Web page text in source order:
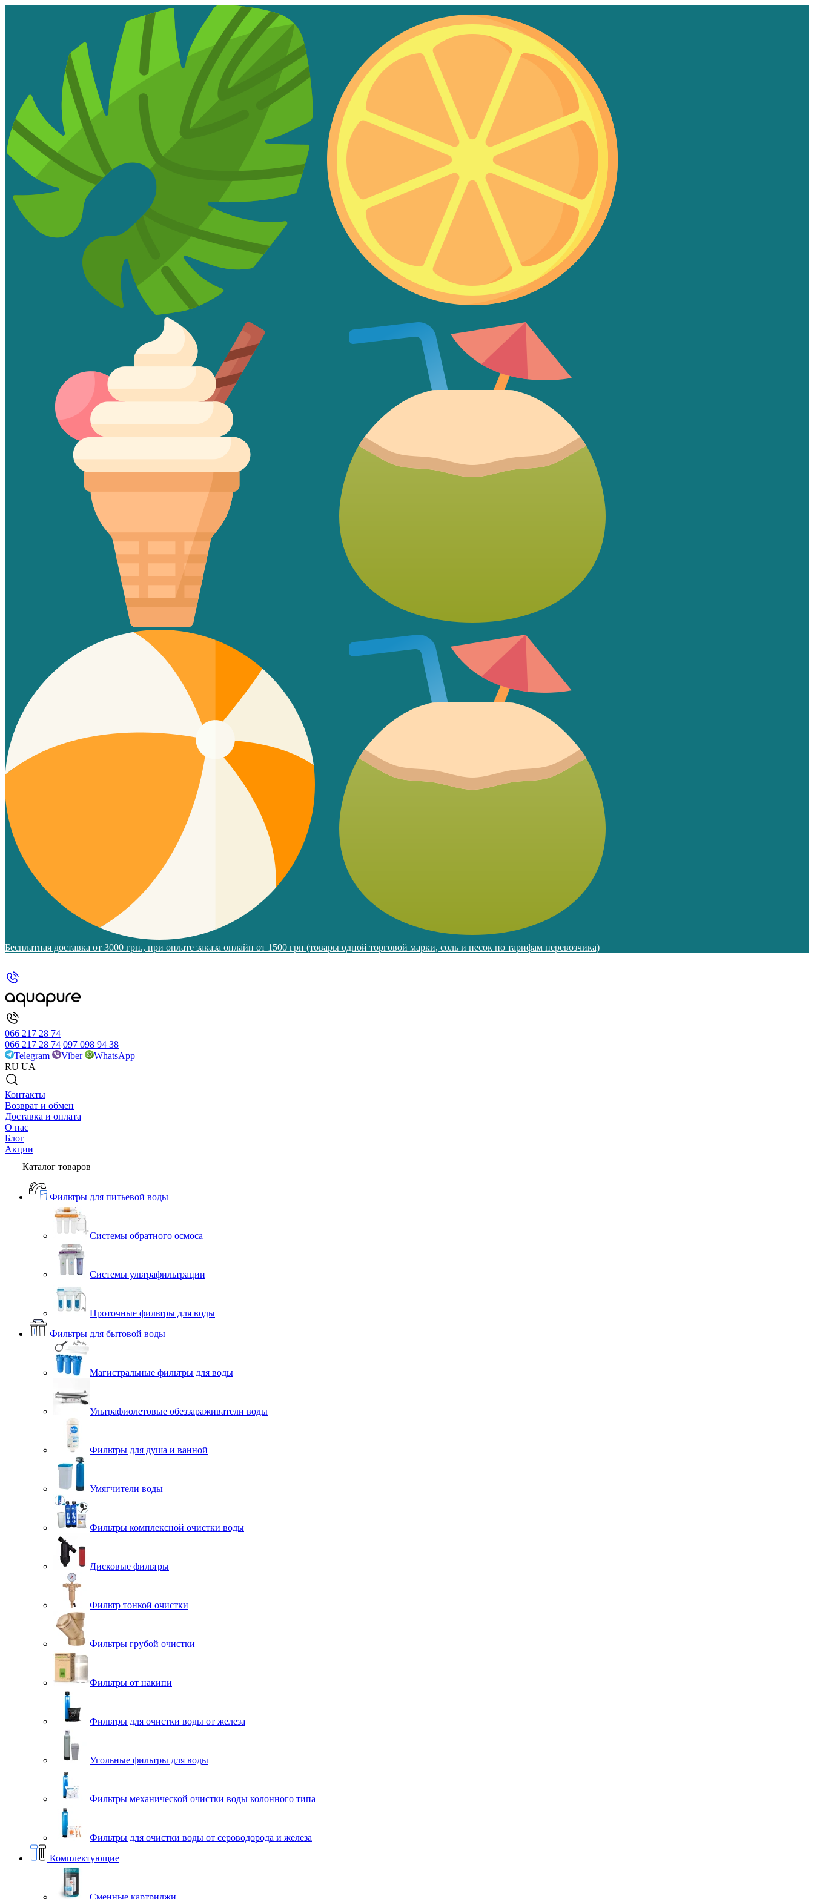
Бесплатная доставка от 3000 грн., при оплате заказа онлайн от 1500 грн (товары одной торговой марки, соль и песок по тарифам перевозчика)
066 217 28 74
066 217 28 74 097 098 94 38
Telegram
Viber
WhatsApp
RU UA
Контакты
Возврат и обмен
Доставка и оплата
О нас
Блог
Акции
Каталог товаров
Фильтры для питьевой воды
Системы обратного осмоса
Системы ультрафильтрации
Проточные фильтры для воды
Фильтры для бытовой воды
Магистральные фильтры для воды
Ультрафиолетовые обеззараживатели воды
Фильтры для душа и ванной
Умягчители воды
Фильтры комплексной очистки воды
Дисковые фильтры
Фильтр тонкой очистки
Фильтры грубой очистки
Фильтры от накипи
Фильтры для очистки воды от железа
Угольные фильтры для воды
Фильтры механической очистки воды колонного типа
Фильтры для очистки воды от сероводорода и железа
Комплектующие
Сменные картриджи